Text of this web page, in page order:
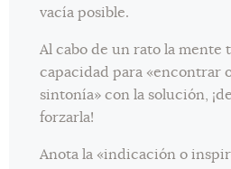
vacía posible.
Al cabo de un rato la mente
capacidad para «encontrar
sintonía» con la solución,
forzarla!
Anota la «indicación o